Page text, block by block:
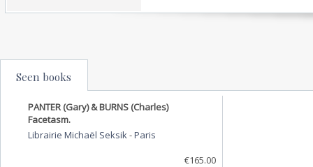
Seen books
PANTER (Gary) & BURNS (Charles)
Facetasm.
Librairie Michaël Seksik -Paris
€165.00